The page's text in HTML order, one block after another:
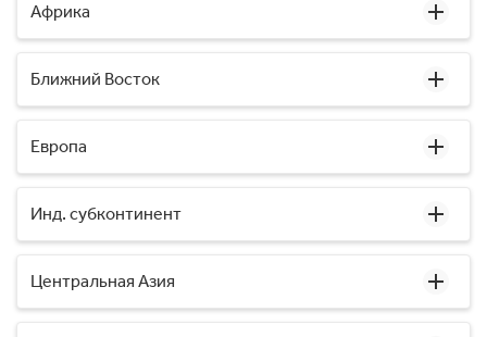
Африка
Ближний Восток
Европа
Инд. субконтинент
Центральная Азия